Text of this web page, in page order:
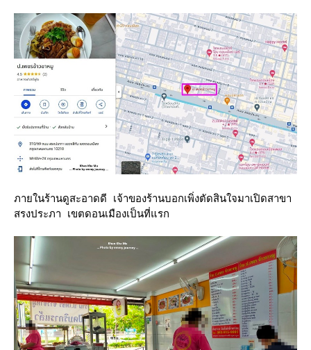
ภายในร้านดูสะอาดดี เจ้าของร้านบอกเพิ่งตัดสินใจมาเปิดสาขา
สรงประภา เขตดอนเมืองเป็นที่แรก